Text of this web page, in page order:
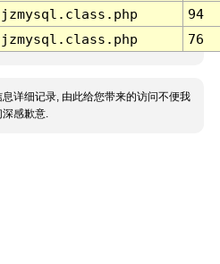
94
76
详细记录, 由此给您带来的访问不便我
深感歉意.